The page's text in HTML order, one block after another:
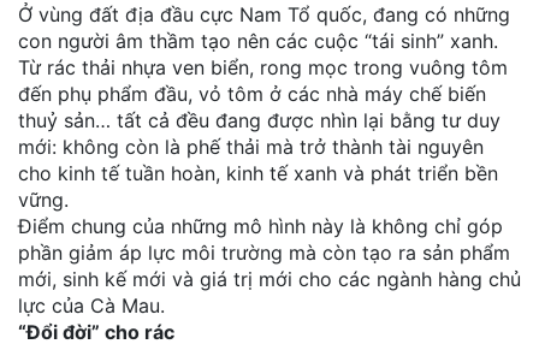
đặt
Quy
định
Blog
chia
sẻ
Liên
hệ
Ở vùng đất địa đầu cực Nam Tổ quốc, đang có những
con người âm thầm tạo nên các cuộc “tái sinh” xanh.
Từ rác thải nhựa ven biển, rong mọc trong vuông tôm
đến phụ phẩm đầu, vỏ tôm ở các nhà máy chế biến
thuỷ sản… tất cả đều đang được nhìn lại bằng tư duy
mới: không còn là phế thải mà trở thành tài nguyên
cho kinh tế tuần hoàn, kinh tế xanh và phát triển bền
vững.
Điểm chung của những mô hình này là không chỉ góp
phần giảm áp lực môi trường mà còn tạo ra sản phẩm
mới, sinh kế mới và giá trị mới cho các ngành hàng chủ
lực của Cà Mau.
“Đổi đời” cho rác